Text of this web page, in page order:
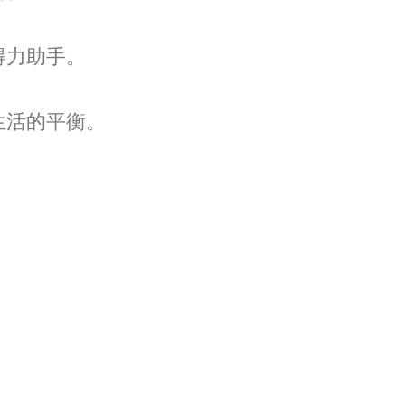
助手。
的平衡。